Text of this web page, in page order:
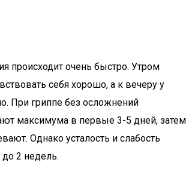
происходит очень быстро. Утром
себя хорошо, а к вечеру у
При гриппе без осложнений
максимума в первые 3-5 дней, затем
Однако усталость и слабость
до 2 недель.